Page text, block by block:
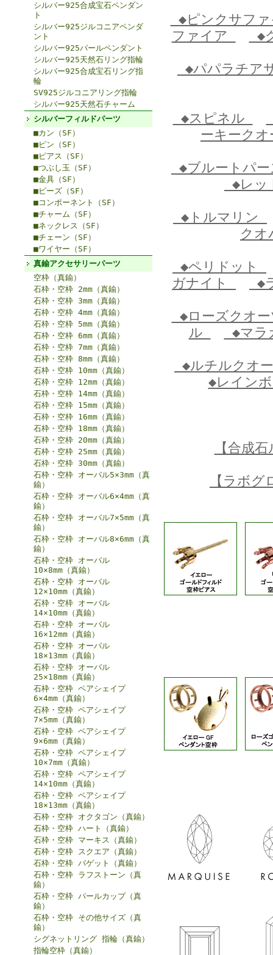
シルバー925合成宝石ペンダン
ト
シルバー925ジルコニアペンダ
ント
シルバー925パールペンダント
シルバー925天然石リング指輪
シルバー925合成宝石リング指
輪
SV925ジルコニアリング指輪
シルバー925天然石チャーム
シルバーフィルドパーツ
■カン（SF）
■ピン（SF）
■ピアス（SF）
■つぶし玉（SF）
■金具（SF）
■ビーズ（SF）
■コンポーネント（SF）
■チャーム（SF）
■ネックレス（SF）
■チェーン（SF）
■ワイヤー（SF）
真鍮アクセサリーパーツ
空枠（真鍮）
石枠・空枠 2mm（真鍮）
石枠・空枠 3mm（真鍮）
石枠・空枠 4mm（真鍮）
石枠・空枠 5mm（真鍮）
石枠・空枠 6mm（真鍮）
石枠・空枠 7mm（真鍮）
石枠・空枠 8mm（真鍮）
石枠・空枠 10mm（真鍮）
石枠・空枠 12mm（真鍮）
石枠・空枠 14mm（真鍮）
石枠・空枠 15mm（真鍮）
石枠・空枠 16mm（真鍮）
石枠・空枠 18mm（真鍮）
石枠・空枠 20mm（真鍮）
石枠・空枠 25mm（真鍮）
石枠・空枠 30mm（真鍮）
石枠・空枠 オーバル5×3mm（真
鍮）
石枠・空枠 オーバル6×4mm（真
鍮）
石枠・空枠 オーバル7×5mm（真
鍮）
石枠・空枠 オーバル8×6mm（真
鍮）
石枠・空枠 オーバル
10×8mm（真鍮）
石枠・空枠 オーバル
12×10mm（真鍮）
石枠・空枠 オーバル
14×10mm（真鍮）
石枠・空枠 オーバル
16×12mm（真鍮）
石枠・空枠 オーバル
18×13mm（真鍮）
石枠・空枠 オーバル
25×18mm（真鍮）
石枠・空枠 ペアシェイプ
6×4mm（真鍮）
石枠・空枠 ペアシェイプ
7×5mm（真鍮）
石枠・空枠 ペアシェイプ
9×6mm（真鍮）
石枠・空枠 ペアシェイプ
10×7mm（真鍮）
石枠・空枠 ペアシェイプ
14×10mm（真鍮）
石枠・空枠 ペアシェイプ
18×13mm（真鍮）
石枠・空枠 オクタゴン（真鍮）
石枠・空枠 ハート（真鍮）
石枠・空枠 マーキス（真鍮）
石枠・空枠 スクエア（真鍮）
石枠・空枠 バゲット（真鍮）
石枠・空枠 ラフストーン（真
鍮）
石枠・空枠 パールカップ（真
鍮）
石枠・空枠 その他サイズ（真
鍮）
シグネットリング 指輪（真鍮）
指輪空枠（真鍮）
◆ピンクサフ
ファイア
◆
◆パパラチア
◆スピネル
ーキーク
◆ブルートパ
◆レ
◆トルマリン
ク
◆ペリドット
ガナイト
◆
◆ローズクオ
ル
◆マ
◆ルチルクオ
◆レイン
【合成
【ラボ